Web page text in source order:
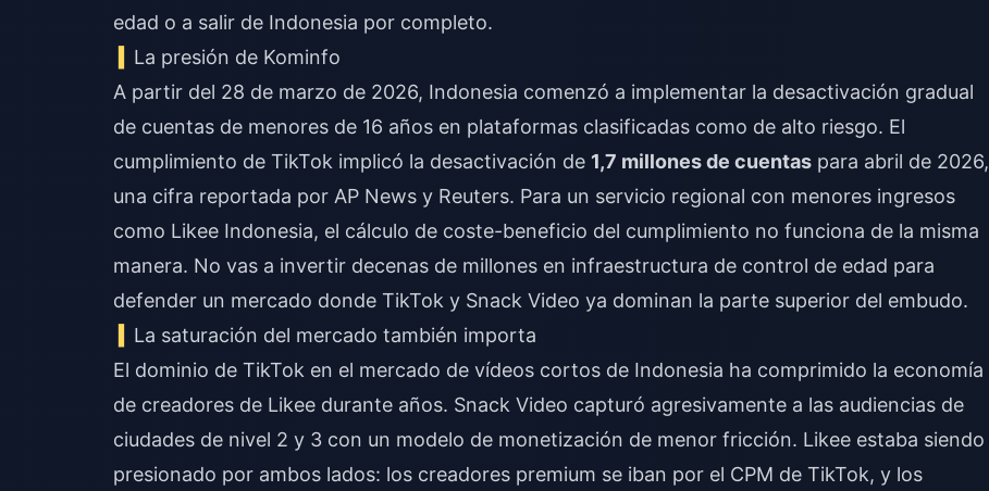
edad o a salir de Indonesia por completo.
La presión de Kominfo
A partir del 28 de marzo de 2026, Indonesia comenzó a implementar la desactivación gradual
de cuentas de menores de 16 años en plataformas clasificadas como de alto riesgo. El
cumplimiento de TikTok implicó la desactivación de 1,7 millones de cuentas para abril de 2026,
una cifra reportada por AP News y Reuters. Para un servicio regional con menores ingresos
como Likee Indonesia, el cálculo de coste-beneficio del cumplimiento no funciona de la misma
manera. No vas a invertir decenas de millones en infraestructura de control de edad para
defender un mercado donde TikTok y Snack Video ya dominan la parte superior del embudo.
La saturación del mercado también importa
El dominio de TikTok en el mercado de vídeos cortos de Indonesia ha comprimido la economía
de creadores de Likee durante años. Snack Video capturó agresivamente a las audiencias de
ciudades de nivel 2 y 3 con un modelo de monetización de menor fricción. Likee estaba siendo
presionado por ambos lados: los creadores premium se iban por el CPM de TikTok, y los